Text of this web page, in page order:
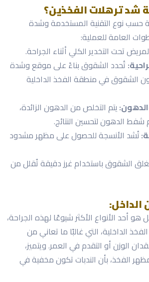
شد ترهلات الفخذين؟
حسب نوع التقنية المستخدمة وشدة
العامة للعملية:
تحت التخدير الكلي أثناء الجراحة.
تُحدد الشقوق بناءً على موقع وشدة
الشقوق في منطقة الفخذ الداخلية
يتم التخلص من الدهون الزائدة،
شفط الدهون لتحسين النتائج.
تُشد الأنسجة للحصول على مظهر مشدود
الشقوق باستخدام غرز دقيقة تُقلل من
أحد الأنواع الأكثر شيوعًا لهذه الجراحة،
الداخلية، التي غالبًا ما تعاني من
الوزن أو التقدم في العمر. ويتميز،
الفخذ، بأن الندبات تكون مخفية في